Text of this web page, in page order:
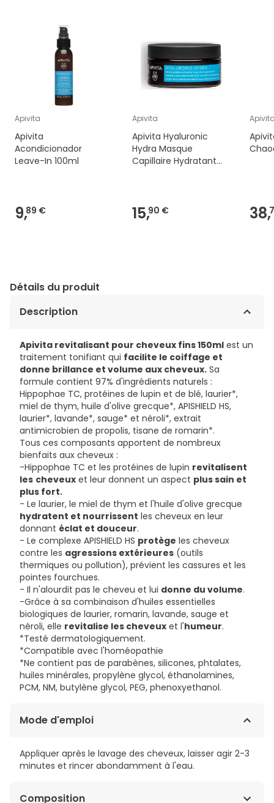
Apivita
Apivita
Acondicionador
Leave-In 100ml
9,89 €
Apivita
Apivita Hyaluronic
Hydra Masque
Capillaire Hydratant
15,90 € 38,
Détails du produit
Description
Apivita revitalisant pour cheveux fins 150ml est un
traitement tonifiant qui facilite le coiffage et
donne brillance et volume aux cheveux. Sa
formule contient 97% d'ingrédients naturels :
Hippophae TC, protéines de lupin et de blé, laurier*,
miel de thym, huile d'olive grecque*, APISHIELD HS,
laurier*, lavande*, sauge* et néroli*, extrait
antimicrobien de propolis, tisane de romarin*.
Tous ces composants apportent de nombreux
bienfaits aux cheveux :
-Hippophae TC et les protéines de lupin revitalisent
les cheveux et leur donnent un aspect plus sain et
plus fort.
- Le laurier, le miel de thym et l'huile d'olive grecque
hydratent et nourrissent les cheveux en leur
donnant éclat et douceur.
- Le complexe APISHIELD HS protège les cheveux
contre les agressions extérieures (outils
thermiques ou pollution), prévient les cassures et les
pointes fourchues.
- Il n'alourdit pas le cheveu et lui donne du volume.
-Grâce à sa combinaison d'huiles essentielles
biologiques de laurier, romarin, lavande, sauge et
néroli, elle revitalise les cheveux et l'humeur.
*Testé dermatologiquement.
*Compatible avec l'homéopathie
*Ne contient pas de parabènes, silicones, phtalates,
huiles minérales, propylène glycol, éthanolamines,
PCM, NM, butylène glycol, PEG, phenoxyethanol.
Mode d'emploi
Appliquer après le lavage des cheveux, laisser agir 2-3
minutes et rincer abondamment à l'eau.
Composition